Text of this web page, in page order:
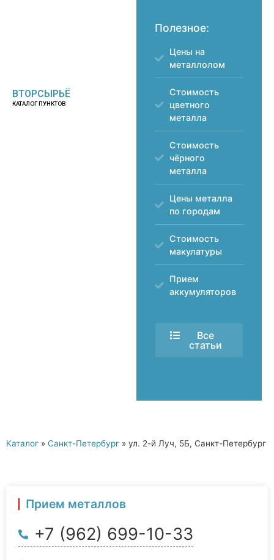
ВТОРСЫРЬЁ
КАТАЛОГ ПУНКТОВ
Полезное:
Цены на
металлолом
Стоимость
цветного
металла
Стоимость
чёрного
металла
Цены металла
по городам
Стоимость
макулатуры
Прием
аккумуляторов
Все
статьи
Каталог » Санкт-Петербург » ул. 2-й Луч, 5Б, Санкт-Петербург
Прием металлов
+7 (962) 699-10-33